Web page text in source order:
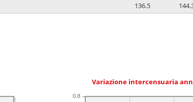
136.5
Variazione intercensuaria
0.8